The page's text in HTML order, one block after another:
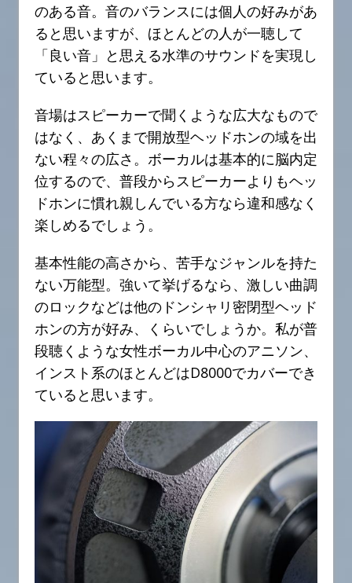
のある音。音のバランスには個人の好みがあ
ると思いますが、ほとんどの人が一聴して
「良い音」と思える水準のサウンドを実現し
ていると思います。
音場はスピーカーで聞くような広大なもので
はなく、あくまで開放型ヘッドホンの域を出
ない程々の広さ。ボーカルは基本的に脳内定
位するので、普段からスピーカーよりもヘッ
ドホンに慣れ親しんでいる方なら違和感なく
楽しめるでしょう。
基本性能の高さから、苦手なジャンルを持た
ない万能型。強いて挙げるなら、激しい曲調
のロックなどは他のドンシャリ密閉型ヘッド
ホンの方が好み、くらいでしょうか。私が普
段聴くような女性ボーカル中心のアニソン、
インスト系のほとんどはD8000でカバーでき
ていると思います。